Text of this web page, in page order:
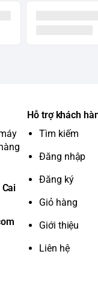
Hỗ trợ khách
Tìm kiếm
Đăng nhập
Đăng ký
Giỏ hàng
Giới thiệu
Liên hệ